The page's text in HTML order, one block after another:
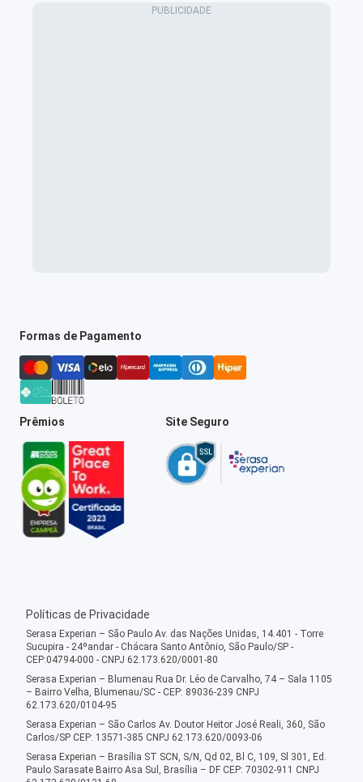
Formas de Pagamento
Prêmios Site Seguro
Políticas de Privacidade
Serasa Experian – São Paulo Av. das Nações Unidas, 14.401 - Torre
Sucupira - 24ºandar - Chácara Santo Antônio, São Paulo/SP -
CEP:04794-000 - CNPJ 62.173.620/0001-80
Serasa Experian – Blumenau Rua Dr. Léo de Carvalho, 74 – Sala 1105
– Bairro Velha, Blumenau/SC - CEP: 89036-239 CNPJ
62.173.620/0104-95
Serasa Experian – São Carlos Av. Doutor Heitor José Reali, 360, São
Carlos/SP CEP: 13571-385 CNPJ 62.173.620/0093-06
Serasa Experian – Brasília ST SCN, S/N, Qd 02, Bl C, 109, Sl 301, Ed.
Paulo Sarasate Bairro Asa Sul, Brasília – DF CEP: 70302-911 CNPJ